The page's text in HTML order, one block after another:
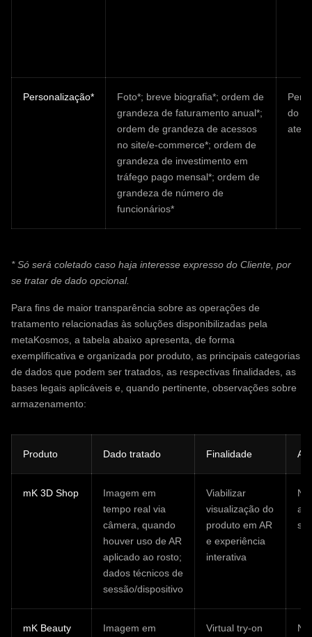
Personalização*
Foto*; breve biografia*; ordem de
grandeza de faturamento anual*;
ordem de grandeza de acessos
no site/e-commerce*; ordem de
grandeza de investimento em
tráfego pago mensal*; ordem de
grandeza de número de
funcionários*
do
* Só será coletado caso haja interesse expresso do Cliente, por
se tratar de dado opcional.
Para fins de maior transparência sobre as operações de
tratamento relacionadas às soluções disponibilizadas pela
metaKosmos, a tabela abaixo apresenta, de forma
exemplificativa e organizada por produto, as principais categorias
de dados que podem ser tratados, as respectivas finalidades, as
bases legais aplicáveis e, quando pertinente, observações sobre
armazenamento:
Produto Dado tratado Finalidade
mK 3D Shop
Imagem em
tempo real via
câmera, quando
houver uso de AR
aplicado ao rosto;
dados técnicos de
sessão/dispositivo
Viabilizar
visualização do
produto em AR
e experiência
interativa
mK Beauty Imagem em Virtual try-on